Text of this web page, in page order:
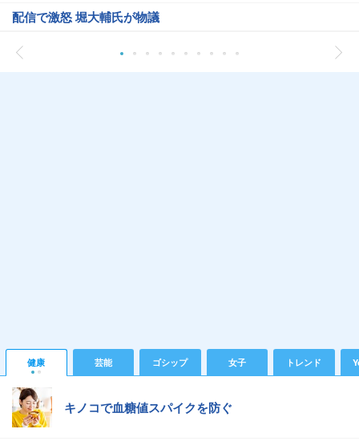
配信で激怒 堀大輔氏が物議
健康 芸能 ゴシップ 女子 トレンド
キノコで血糖値スパイクを防ぐ